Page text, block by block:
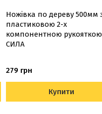
Ножівка по дереву 500мм
пластиковою 2-х
компонентною рукояткою
СИЛА
279 грн
Купити